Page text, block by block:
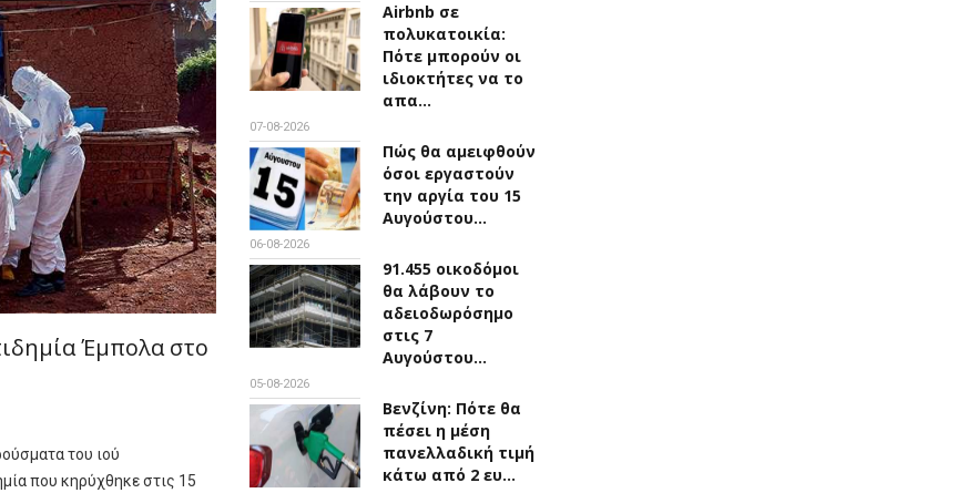
Έμπολα στο
του ιού
που κηρύχθηκε στις 15
Airbnb σε
πολυκατοικία:
Πότε μπορούν οι
ιδιοκτήτες να το
απα…
07-08-2026
Πώς θα αμειφθούν
όσοι εργαστούν
την αργία του 15
Αυγούστου…
06-08-2026
91.455 οικοδόμοι
θα λάβουν το
αδειοδωρόσημο
στις 7
Αυγούστου…
05-08-2026
Βενζίνη: Πότε θα
πέσει η μέση
πανελλαδική τιμή
κάτω από 2 ευ…